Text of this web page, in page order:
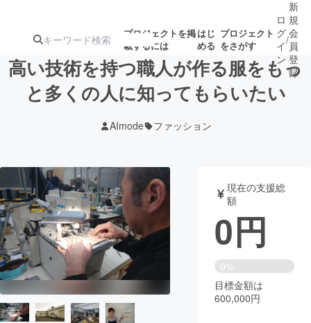
プロジェクトを掲
載するには
はじ
める
プロジェクト
をさがす
ジェクト
ロジェクト
アート・写真 音楽
テクノロジー・ガジェット ゲーム・サ
映像・映画 書籍・雑誌
ビジネス・起業 チャレンジ
ロ
グ
イ
ン
/
新
規
会
員
登
録
高い技術を持つ職人が作る服をもっ
と多くの人に知ってもらいたい
AImode ファッション
現在の支援総
額
0円
0%
目標金額は
600,000円